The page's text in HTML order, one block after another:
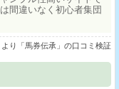
間違いなく初心者集団
より「馬券伝承」の口コミ検証